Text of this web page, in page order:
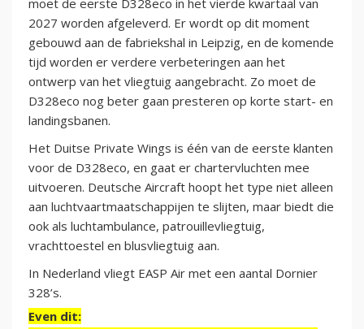
moet de eerste D328eco in het vierde kwartaal van
2027 worden afgeleverd. Er wordt op dit moment
gebouwd aan de fabriekshal in Leipzig, en de komende
tijd worden er verdere verbeteringen aan het
ontwerp van het vliegtuig aangebracht. Zo moet de
D328eco nog beter gaan presteren op korte start- en
landingsbanen.
Het Duitse Private Wings is één van de eerste klanten
voor de D328eco, en gaat er chartervluchten mee
uitvoeren. Deutsche Aircraft hoopt het type niet alleen
aan luchtvaartmaatschappijen te slijten, maar biedt die
ook als luchtambulance, patrouillevliegtuig,
vrachttoestel en blusvliegtuig aan.
In Nederland vliegt EASP Air met een aantal Dornier
328’s.
Even dit: